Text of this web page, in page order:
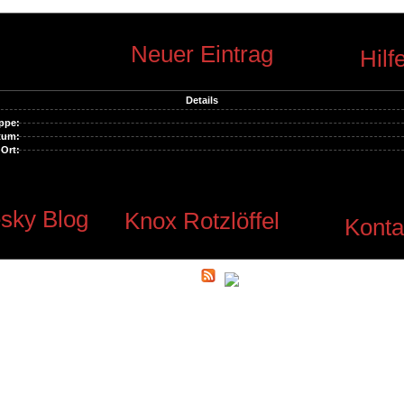
Neuer Eintrag
Details
Ort:
Blog Knox Rotzlöffel